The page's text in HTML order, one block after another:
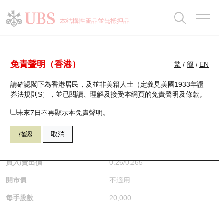
本結構性產品並無抵押品
繁 / 簡 / EN
免責聲明（香港）
請確認閣下為香港居民，及並非美籍人士（定義見美國1933年證
券法規則S），並已閱讀、理解及接受本網頁的免責聲明及條款。
未來7日不再顯示本免責聲明。
確認 取消
牛熊證分析儀
表現 街貨統計 比較
64218 瑞銀熊證 1810 小米集團
$0.26 0.005 (+1.96%)
買入/賣出價 0.26/0.265
開市價 不適用
每手股數 20,000
瑞銀認股證一覽
新發行瑞銀認股證
即將到期認股證
認股證到期結算價查詢
認股證分析儀
認股證速算機
街貨統計
比較
牛熊全景快搜
牛熊證搜尋
牛熊證街貨分佈圖
正股牛熊證列表
新發行瑞銀牛熊證
已收回牛熊證剩餘價值
街貨統計
比較
十大升幅/跌幅
十大認股證成交分佈
十天股證佔大市成交
資金流
街貨統計
三十大平均引伸波幅
正股分析儀
二十大活躍股份
恒指成份股
國指成份股
科指成份股
相關資產沽空
持股比重
顯示所有持股比重
每月輪證大市專題
輪證專欄
講座及教育短片
認股證投資者教育
牛熊證投資者教育
認股證牛熊證常問問題